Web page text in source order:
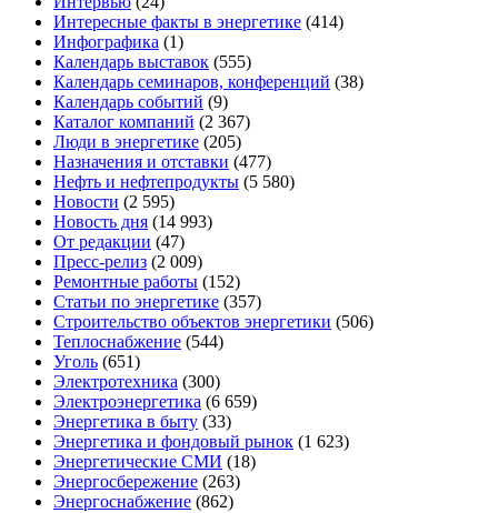
Интересные факты в энергетике (414)
Инфографика (1)
Календарь выставок (555)
Календарь семинаров, конференций (38)
Календарь событий (9)
Каталог компаний (2 367)
Люди в энергетике (205)
Назначения и отставки (477)
Нефть и нефтепродукты (5 580)
Новости (2 595)
Новость дня (14 993)
От редакции (47)
Пресс-релиз (2 009)
Ремонтные работы (152)
Статьи по энергетике (357)
Строительство объектов энергетики (506)
Теплоснабжение (544)
Уголь (651)
Электротехника (300)
Электроэнергетика (6 659)
Энергетика в быту (33)
Энергетика и фондовый рынок (1 623)
Энергетические СМИ (18)
Энергосбережение (263)
Энергоснабжение (862)